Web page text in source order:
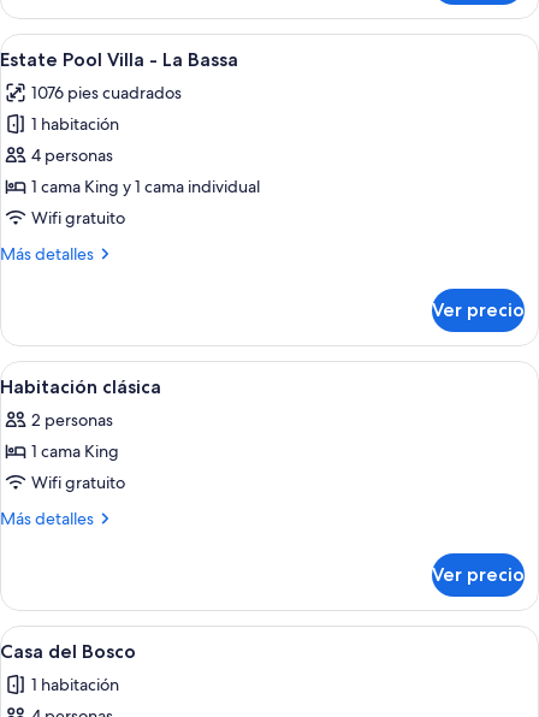
Pool
Residence
with
Abrir
todas
las
fotos
de
Estate
Pool
-
Un edificio de piedra con piscina,
4
Estate Pool Villa - La Bassa
1076 pies cuadrados
1 habitación
4 personas
1 cama King y 1 cama individual
Wifi gratuito
Más detalles
Más
Pool
Villa
-
Bassa
Ver precio
Abrir
todas
las
fotos
de
Habitación
Un dormitorio con cama, una
1
Habitación clásica
2 personas
1 cama King
Wifi gratuito
Más detalles
Más
clásica
Ver precio
Abrir
todas
las
Una casa moderna con piscina,
1
Casa del Bosco
1 habitación